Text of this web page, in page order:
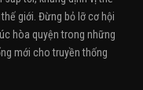
giới. Đừng bỏ lỡ cơ hội
hòa quyện trong những
mới cho truyền thống